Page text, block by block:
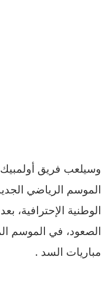
وسيلعب فريق
الموسم الرياضي
الوطنية الإحترافية،
الصعود، في الموسم
مباريات السد .